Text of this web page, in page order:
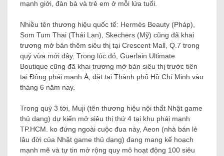
mạnh giới, đàn bà và trẻ em ở mỗi lứa tuổi.
Nhiều tên thương hiệu quốc tế: Hermès Beauty (Pháp),
Som Tum Thai (Thái Lan), Skechers (Mỹ) cũng đã khai
trương mở bán thêm siêu thị tại Crescent Mall, Q.7 trong
quý vừa mới đây. Trong lúc đó, Guerlain Ultimate
Boutique cũng đã khai trương mở bán siêu thị trước tiên
tại Đông phái mạnh Á, đặt tại Thành phố Hồ Chí Minh vào
tháng 6 năm nay.
Trong quý 3 tới, Muji (tên thương hiệu nội thất Nhật game
thủ dạng) dự kiến ​​mở siêu thị thứ 4 tại khu phái mạnh
TP.HCM. ko đứng ngoài cuộc đua này, Aeon (nhà bán lẻ
lâu đời của Nhật game thủ dạng) đang mang kế hoạch
mạnh mẽ và tự tin mở rộng quy mô hoạt động 100 siêu